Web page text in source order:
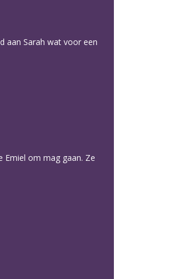
aan Sarah wat voor een
Emiel om mag gaan. Ze